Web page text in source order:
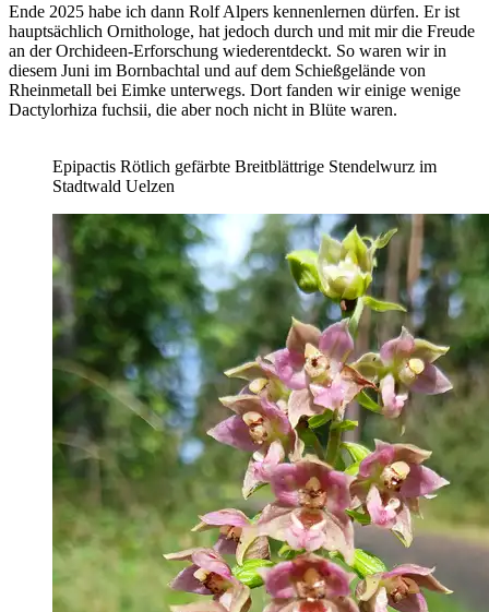
Ende 2025 habe ich dann Rolf Alpers kennenlernen dürfen. Er ist
hauptsächlich Ornithologe, hat jedoch durch und mit mir die Freude
an der Orchideen-Erforschung wiederentdeckt. So waren wir in
diesem Juni im Bornbachtal und auf dem Schießgelände von
Rheinmetall bei Eimke unterwegs. Dort fanden wir einige wenige
Dactylorhiza fuchsii, die aber noch nicht in Blüte waren.
Epipactis Rötlich gefärbte Breitblättrige Stendelwurz im
Stadtwald Uelzen